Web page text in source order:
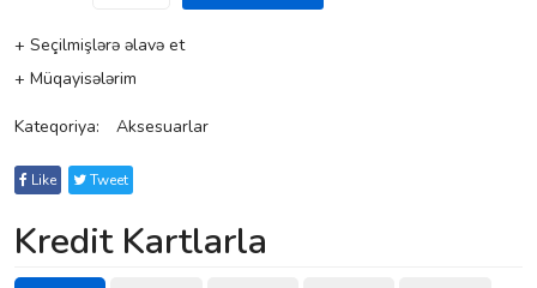
+ Seçilmişlərə əlavə et
+ Müqayisələrim
Kateqoriya: Aksesuarlar
Like Tweet
Kredit Kartlarla